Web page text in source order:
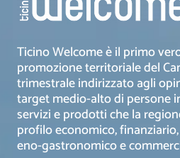
Ticino Welcome è il primo
promozione territoriale del
trimestrale indirizzato agli
target medio-alto di persone
servizi e prodotti che la
profilo economico,
eno-gastronomico e